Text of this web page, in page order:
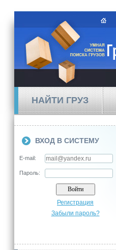
НАЙТИ ГРУЗ
ВХОД В СИСТЕМУ
E-mail:
Пароль:
Регистрация
Забыли пароль?